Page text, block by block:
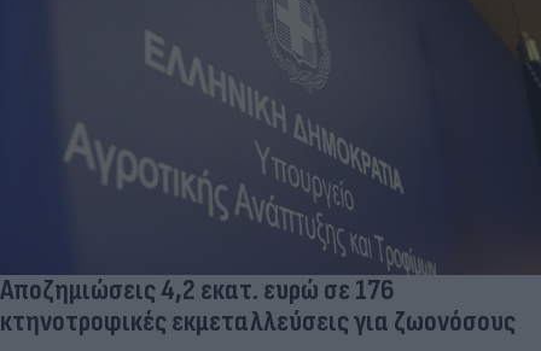
Αποζημιώσεις 4,2 εκατ. ευρώ σε 176
κτηνοτροφικές εκμεταλλεύσεις για ζωονόσους